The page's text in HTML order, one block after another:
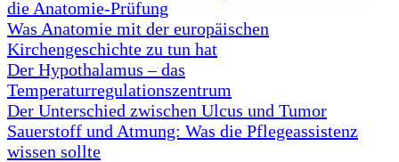
die Anatomie-Prüfung
Was Anatomie mit der europäischen
Kirchengeschichte zu tun hat
Der Hypothalamus – das
Temperaturregulationszentrum
Der Unterschied zwischen Ulcus und Tumor
Sauerstoff und Atmung: Was die Pflegeassistenz
wissen sollte